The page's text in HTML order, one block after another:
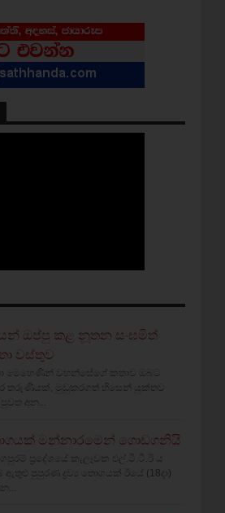
ඔප්පු කළ නූතන සංඝමිත්
වස්‌තුව
මෙහෙණින් වහන්සේගේ කතාව ඔබට
තරුණියක්‌, මුඩුකරගත් හිසෙන් යුක්‌තව
අන...
මන්නාරමෙන් ගොඩගනියි
ප්‍රදේශයේ කැලෑවක එල්.ටී.ටී.ඊ ය
පුපුරණ ද්‍රව්‍ය තොගයක් ඊයේ (18දා)